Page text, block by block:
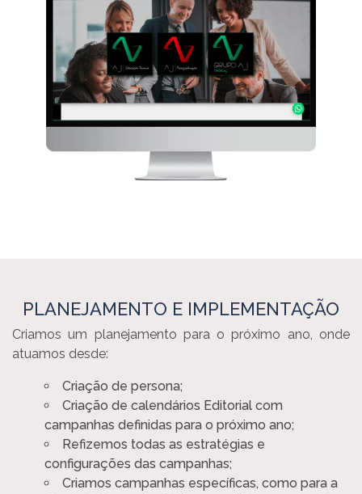
PLANEJAMENTO E IMPLEMENTAÇÃO
Criamos um planejamento para o próximo ano, onde
atuamos desde:
Criação de persona;
Criação de calendários Editorial com
campanhas definidas para o próximo ano;
Refizemos todas as estratégias e
configurações das campanhas;
Criamos campanhas específicas, como para a